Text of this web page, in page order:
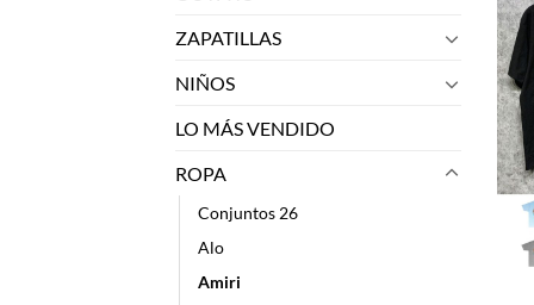
ZAPATILLAS
NIÑOS
LO MÁS VENDIDO
ROPA
Conjuntos 26
Alo
Amiri